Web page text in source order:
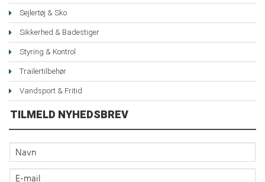
Sejlertøj & Sko
Sikkerhed & Badestiger
Styring & Kontrol
Trailertilbehør
Vandsport & Fritid
TILMELD NYHEDSBREV